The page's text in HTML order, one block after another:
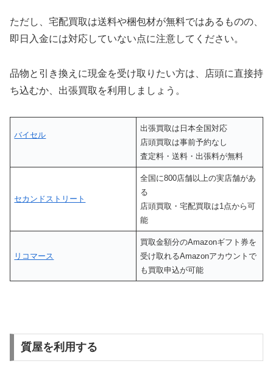
ただし、宅配買取は送料や梱包材が無料ではあるものの、
即日入金には対応していない点に注意してください。
品物と引き換えに現金を受け取りたい方は、店頭に直接持
ち込むか、出張買取を利用しましょう。
バイセル
出張買取は日本全国対応
店頭買取は事前予約なし
査定料・送料・出張料が無料
セカンドストリート
全国に800店舗以上の実店舗があ
る
店頭買取・宅配買取は1点から可
能
リコマース
買取金額分のAmazonギフト券を
受け取れるAmazonアカウントで
も買取申込が可能
質屋を利用する